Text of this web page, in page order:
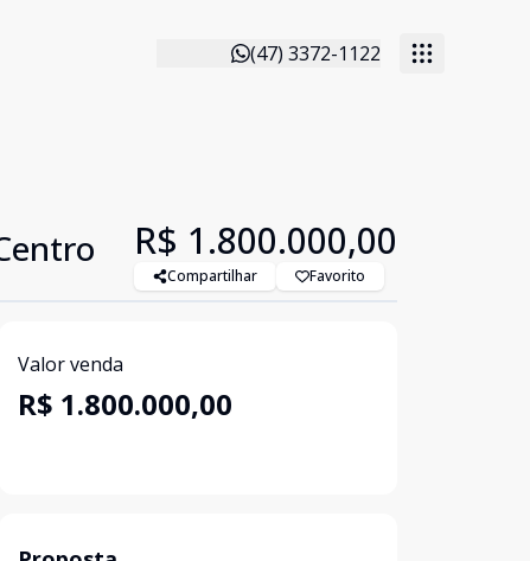
(47) 3372-1122
R$ 1.800.000,00
Compartilhar Favorito
Valor venda
R$ 1.800.000,00